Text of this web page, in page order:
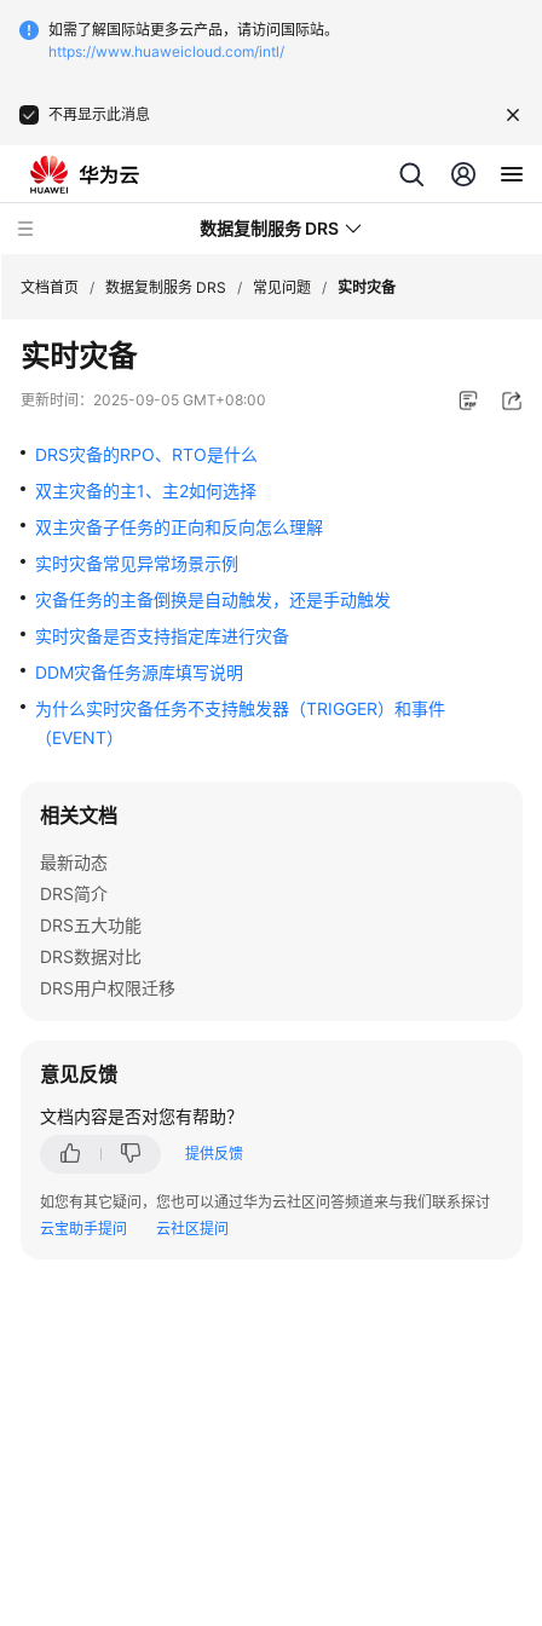
如需了解国际站更多云产品，请访问国际站。
https://www.huaweicloud.com/intl/
不再显示此消息
数据复制服务 DRS
最
新
态
产
品
介
绍
计
费
明
入
门
用
户
指
南
佳
践
全
白
文档首页 / 数据复制服务 DRS / 常见问题 / 实时灾备
实时灾备
更新时间： 2025-09-05 GMT+08:00
DRS灾备的RPO、RTO是什么
双主灾备的主1、主2如何选择
双主灾备子任务的正向和反向怎么理解
实时灾备常见异常场景示例
灾备任务的主备倒换是自动触发，还是手动触发
实时灾备是否支持指定库进行灾备
DDM灾备任务源库填写说明
为什么实时灾备任务不支持触发器（TRIGGER）和事件
（EVENT）
相关文档
最新动态
DRS简介
DRS五大功能
DRS数据对比
DRS用户权限迁移
意见反馈
文档内容是否对您有帮助？
提供反馈
如您有其它疑问，您也可以通过华为云社区问答频道来与我们联系探讨
云宝助手提问
云社区提问